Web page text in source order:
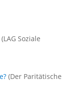
(LAG Soziale
(Der Paritätische